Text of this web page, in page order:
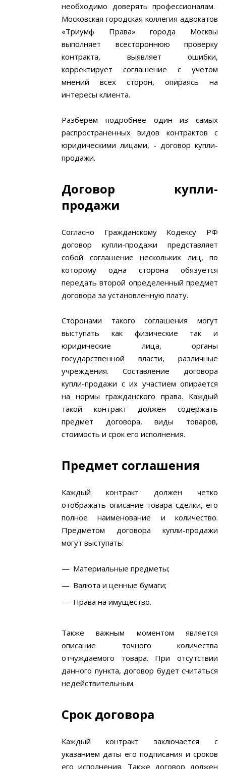
необходимо доверять профессионалам.
Московская городская коллегия адвокатов
«Триумф Права» города Москвы
выполняет всестороннюю проверку
контракта, выявляет ошибки,
корректирует соглашение с учетом
мнений всех сторон, опираясь на
интересы клиента.
Разберем подробнее один из самых
распространенных видов контрактов с
юридическими лицами, - договор купли-
продажи.
Договор купли-
продажи
Согласно Гражданскому Кодексу РФ
договор купли-продажи представляет
собой соглашение нескольких лиц, по
которому одна сторона обязуется
передать второй определенный предмет
договора за установленную плату.
Сторонами такого соглашения могут
выступать как физические так и
юридические лица, органы
государственной власти, различные
учреждения. Составление договора
купли-продажи с их участием опирается
на нормы гражданского права. Каждый
такой контракт должен содержать
предмет договора, виды товаров,
стоимость и срок его исполнения.
Предмет соглашения
Каждый контракт должен четко
отображать описание товара сделки, его
полное наименование и количество.
Предметом договора купли-продажи
могут выступать:
Материальные предметы;
Валюта и ценные бумаги;
Права на имущество.
Также важным моментом является
описание точного количества
отчуждаемого товара. При отсутствии
данного пункта, договор будет считаться
недействительным.
Срок договора
Каждый контракт заключается с
указанием даты его подписания и сроков
его исполнения. Также договор должен